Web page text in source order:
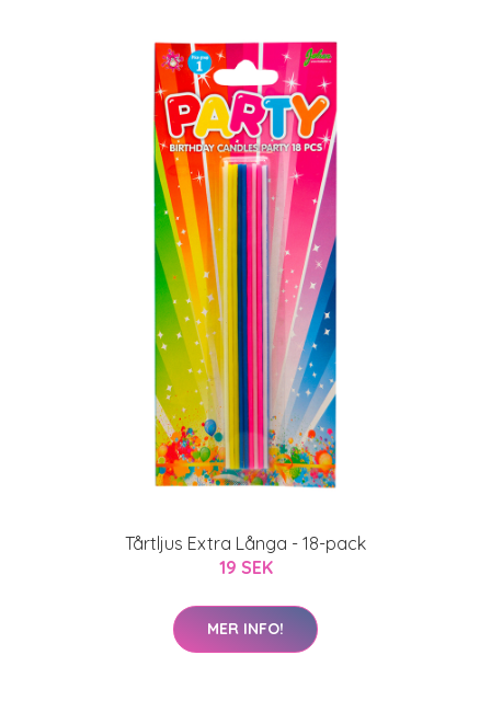
Tårtljus Extra Långa - 18-pack
19 SEK
MER INFO!